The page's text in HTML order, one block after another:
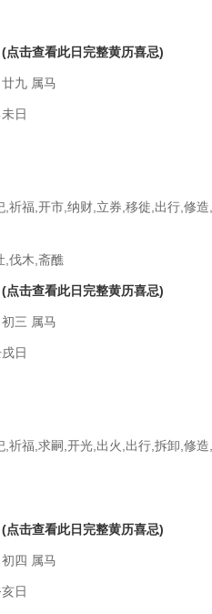
(点击查看此日完整黄历喜忌)
九 属马
日
,祈福,开市,纳财,立券,移徙,出行,修
,伐木,斋醮
(点击查看此日完整黄历喜忌)
三 属马
日
,祈福,求嗣,开光,出火,出行,拆卸,修
(点击查看此日完整黄历喜忌)
四 属马
日